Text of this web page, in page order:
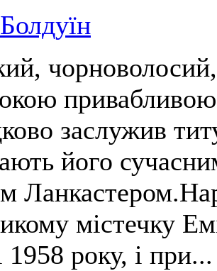
заслужив
його
містечку
1958 року, і при...